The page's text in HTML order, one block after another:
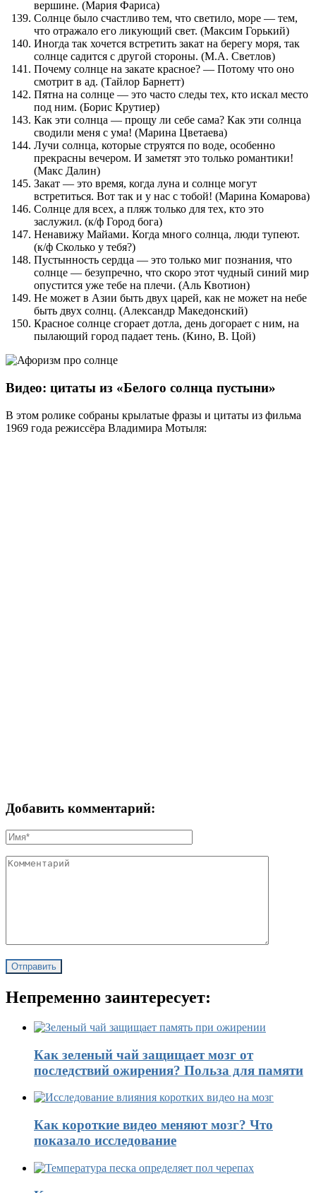
вершине. (Мария Фариса)
Солнце было счастливо тем, что светило, море — тем,
что отражало его ликующий свет. (Максим Горький)
Иногда так хочется встретить закат на берегу моря, так
солнце садится с другой стороны. (М.А. Светлов)
Почему солнце на закате красное? — Потому что оно
смотрит в ад. (Тайлор Барнетт)
Пятна на солнце — это часто следы тех, кто искал место
под ним. (Борис Крутиер)
Как эти солнца — прощу ли себе сама? Как эти солнца
сводили меня с ума! (Марина Цветаева)
Лучи солнца, которые струятся по воде, особенно
прекрасны вечером. И заметят это только романтики!
(Макс Далин)
Закат — это время, когда луна и солнце могут
встретиться. Вот так и у нас с тобой! (Марина Комарова)
Солнце для всех, а пляж только для тех, кто это
заслужил. (к/ф Город бога)
Ненавижу Майами. Когда много солнца, люди тупеют.
(к/ф Сколько у тебя?)
Пустынность сердца — это только миг познания, что
солнце — безупречно, что скоро этот чудный синий мир
опустится уже тебе на плечи. (Аль Квотион)
Не может в Азии быть двух царей, как не может на небе
быть двух солнц. (Александр Македонский)
Красное солнце сгорает дотла, день догорает с ним, на
пылающий город падает тень. (Кино, В. Цой)
Видео: цитаты из «Белого солнца пустыни»
В этом ролике собраны крылатые фразы и цитаты из фильма
1969 года режиссёра Владимира Мотыля:
Добавить комментарий:
Непременно заинтересует:
Как зеленый чай защищает мозг от
последствий ожирения? Польза для памяти
Как короткие видео меняют мозг? Что
показало исследование